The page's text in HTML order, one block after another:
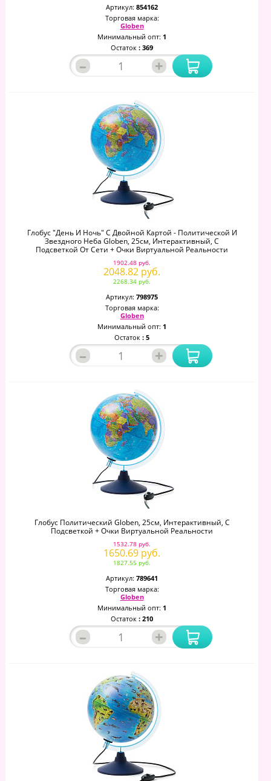
Артикул: 854162
Торговая марка:
Globen
Минимальный опт: 1
Остаток : 369
– +
Глобус "День И Ночь" С Двойной Картой - Политической И
Звездного Неба Globen, 25см, Интерактивный, С
Подсветкой От Сети + Очки Виртуальной Реальности
1902.48 руб.
2048.82 руб.
2268.34 руб.
Артикул: 798975
Торговая марка:
Globen
Минимальный опт: 1
Остаток : 5
– +
Глобус Политический Globen, 25см, Интерактивный, С
Подсветкой + Очки Виртуальной Реальности
1532.78 руб.
1650.69 руб.
1827.55 руб.
Артикул: 789641
Торговая марка:
Globen
Минимальный опт: 1
Остаток : 210
– +